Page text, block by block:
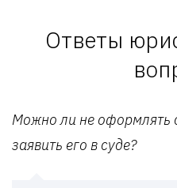
Ответы
Можно ли не оформлять
заявить его в суде?